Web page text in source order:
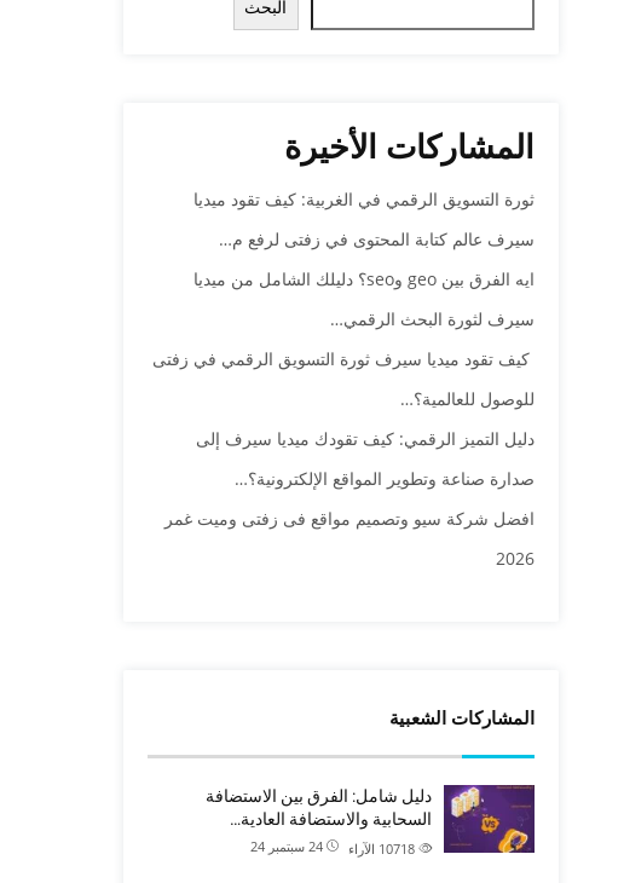
البحث
المشاركات الأخيرة
ثورة التسويق الرقمي في الغربية: كيف تقود ميديا
سيرف عالم كتابة المحتوى في زفتى لرفع م…
ايه الفرق بين geo وseo؟ دليلك الشامل من ميديا
سيرف لثورة البحث الرقمي…
كيف تقود ميديا سيرف ثورة التسويق الرقمي في زفتى
للوصول للعالمية؟…
دليل التميز الرقمي: كيف تقودك ميديا سيرف إلى
صدارة صناعة وتطوير المواقع الإلكترونية؟…
افضل شركة سيو وتصميم مواقع فى زفتى وميت غمر
2026
المشاركات الشعبية
دليل شامل: الفرق بين الاستضافة
السحابية والاستضافة العادية…
24 سبتمبر 24 الآراء